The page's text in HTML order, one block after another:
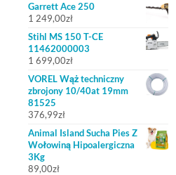
Garrett Ace 250
1 249,00zł
Stihl MS 150 T-CE
11462000003
1 699,00zł
VOREL Wąż techniczny
zbrojony 10/40at 19mm
81525
376,99zł
Animal Island Sucha Pies Z
Wołowiną Hipoalergiczna
3Kg
89,00zł